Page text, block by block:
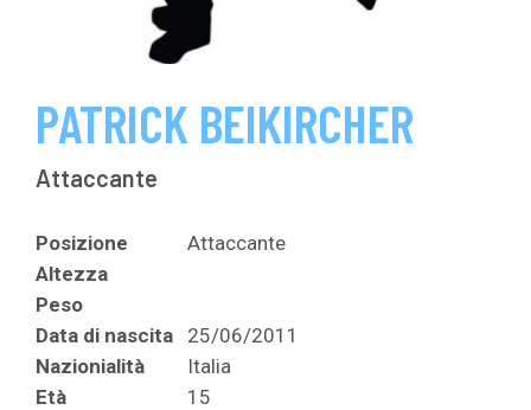
PATRICK BEIKIRCHER
Attaccante
Posizione
Attaccante
Altezza
Peso
Data di nascita
25/06/2011
Nazionialità
Italia
Età
15